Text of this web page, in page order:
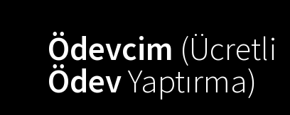
Ödevcim (Ücretli
ÖdevYaptırma)